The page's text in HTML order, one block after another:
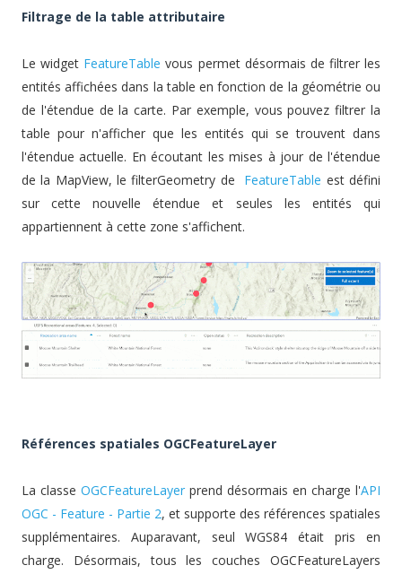
Filtrage de la table attributaire
Le widget FeatureTable vous permet désormais de filtrer les
entités affichées dans la table en fonction de la géométrie ou
de l'étendue de la carte. Par exemple, vous pouvez filtrer la
table pour n'afficher que les entités qui se trouvent dans
l'étendue actuelle. En écoutant les mises à jour de l'étendue
de la MapView, le filterGeometry de FeatureTable est défini
sur cette nouvelle étendue et seules les entités qui
appartiennent à cette zone s'affichent.
Références spatiales OGCFeatureLayer
La classe OGCFeatureLayerprend désormais en charge l'API
OGC - Feature - Partie 2, et supporte des références spatiales
supplémentaires. Auparavant, seul WGS84 était pris en
charge. Désormais, tous les couches OGCFeatureLayers